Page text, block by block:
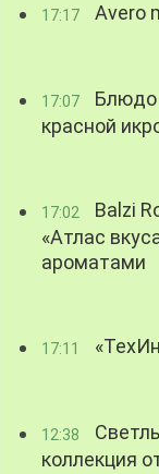
17:17 Avero
17:07
Блюдо
красной
17:02
Balzi
«Атлас
ароматами
17:11
12:38
коллекция